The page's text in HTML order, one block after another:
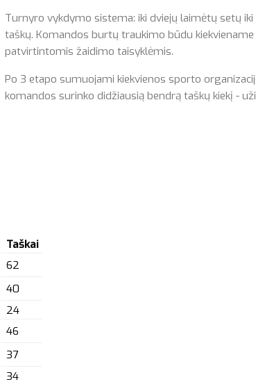
Turnyro vykdymo sistema: iki dviejų laimėtų setų iki
taškų. Komandos burtų traukimo būdu
patvirtintomis žaidimo taisyklėmis.
Po 3 etapo sumuojami kiekvienos sporto
komandos surinko didžiausią bendrą taškų kiekį -
Taškai
62
40
24
46
37
34